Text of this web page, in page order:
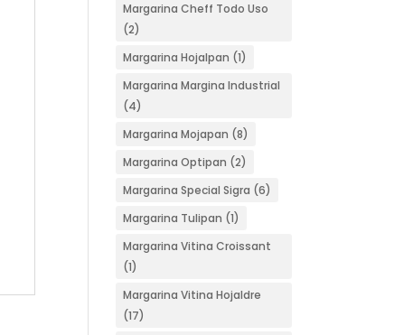
Margarina Cheff Todo Uso
(2)
Margarina Hojalpan (1)
Margarina Margina Industrial
(4)
Margarina Mojapan (8)
Margarina Optipan (2)
Margarina Special Sigra (6)
Margarina Tulipan (1)
Margarina Vitina Croissant
(1)
Margarina Vitina Hojaldre
(17)